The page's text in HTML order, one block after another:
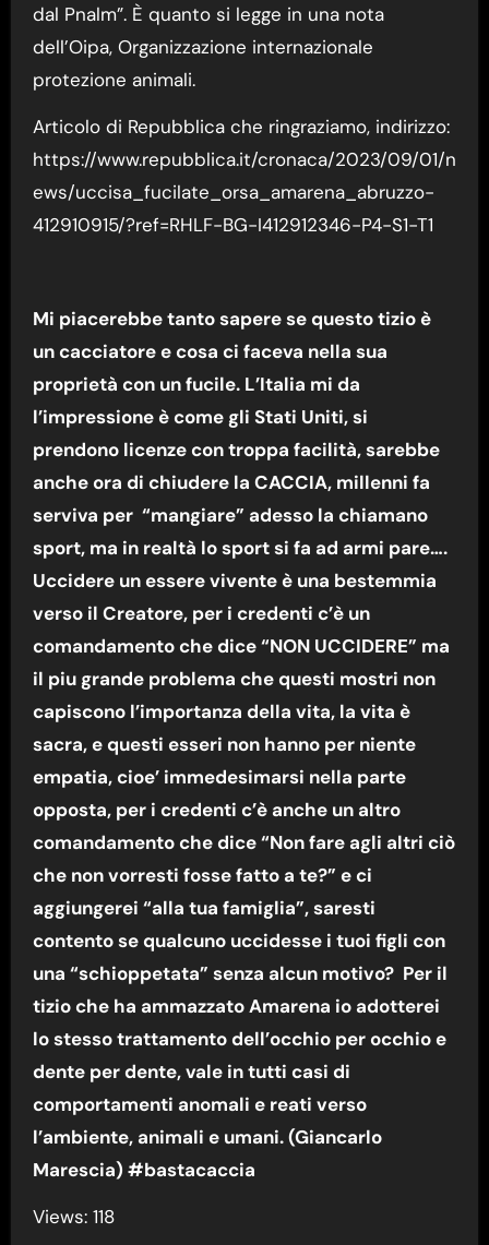
dal Pnalm”. È quanto si legge in una nota
dell’Oipa, Organizzazione internazionale
protezione animali.
Articolo di Repubblica che ringraziamo, indirizzo:
https://www.repubblica.it/cronaca/2023/09/01/n
ews/uccisa_fucilate_orsa_amarena_abruzzo-
412910915/?ref=RHLF-BG-I412912346-P4-S1-T1
Mi piacerebbe tanto sapere se questo tizio è
un cacciatore e cosa ci faceva nella sua
proprietà con un fucile. L’Italia mi da
l’impressione è come gli Stati Uniti, si
prendono licenze con troppa facilità, sarebbe
anche ora di chiudere la CACCIA, millenni fa
serviva per “mangiare” adesso la chiamano
sport, ma in realtà lo sport si fa ad armi pare….
Uccidere un essere vivente è una bestemmia
verso il Creatore, per i credenti c’è un
comandamento che dice “NON UCCIDERE” ma
il piu grande problema che questi mostri non
capiscono l’importanza della vita, la vita è
sacra, e questi esseri non hanno per niente
empatia, cioe’ immedesimarsi nella parte
opposta, per i credenti c’è anche un altro
comandamento che dice “Non fare agli altri ciò
che non vorresti fosse fatto a te?” e ci
aggiungerei “alla tua famiglia”, saresti
contento se qualcuno uccidesse i tuoi figli con
una “schioppetata” senza alcun motivo? Per il
tizio che ha ammazzato Amarena io adotterei
lo stesso trattamento dell’occhio per occhio e
dente per dente, vale in tutti casi di
comportamenti anomali e reati verso
l’ambiente, animali e umani. (Giancarlo
Marescia) #bastacaccia
Views: 118